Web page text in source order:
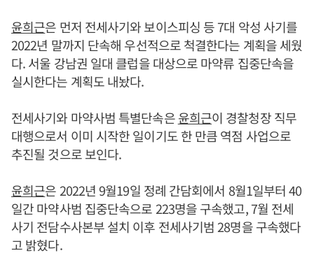
윤희근은 먼저 전세사기와 보이스피싱 등 7대 악성 사기를
2022년 말까지 단속해 우선적으로 척결한다는 계획을 세웠
다. 서울 강남권 일대 클럽을 대상으로 마약류 집중단속을
실시한다는 계획도 내놨다.
전세사기와 마약사범 특별단속은윤희근이 경찰청장 직무
대행으로서 이미 시작한 일이기도 한 만큼 역점 사업으로
추진될 것으로 보인다.
윤희근은 2022년 9월19일 정례 간담회에서 8월1일부터 40
일간 마약사범 집중단속으로 223명을 구속했고, 7월 전세
사기 전담수사본부 설치 이후 전세사기범 28명을 구속했다
고 밝혔다.